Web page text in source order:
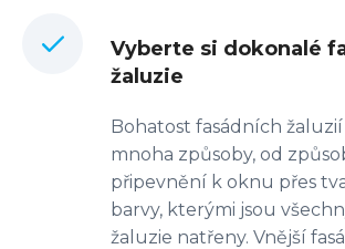
Vyberte si dokonalé
žaluzie
Bohatost fasádních
mnoha způsoby, od
připevnění k oknu přes
barvy, kterými jsou
žaluzie natřeny. Vnější